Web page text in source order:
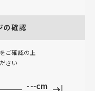
の確認
ご確認の上
さい
---cm